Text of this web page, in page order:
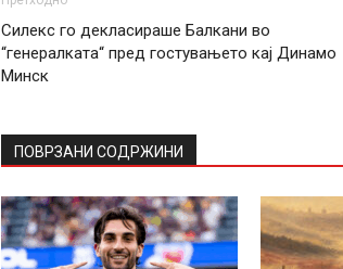
Силекс го декласираше Балкани во
“генералката“ пред гостувањето кај Динамо
Минск
ПОВРЗАНИ СОДРЖИНИ